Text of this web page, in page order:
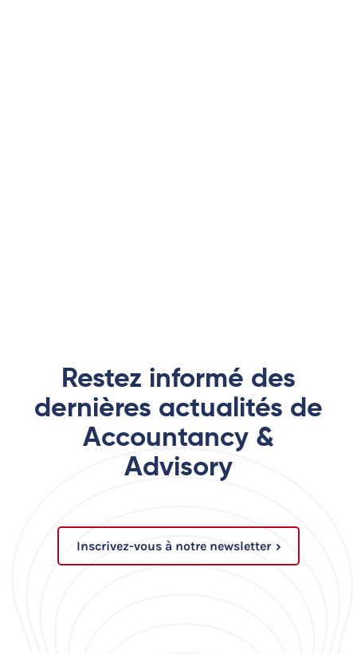
Restez informé des
dernières actualités de
Accountancy &
Advisory
Inscrivez-vous à notre newsletter